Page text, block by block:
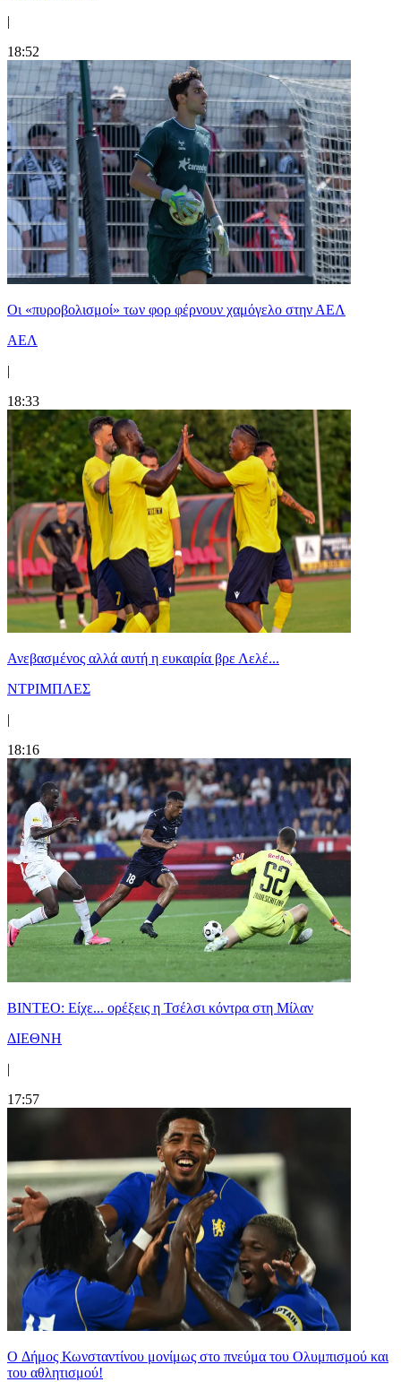
|
18:52
Οι «πυροβολισμοί» των φορ φέρνουν χαμόγελο στην ΑΕΛ
ΑΕΛ
|
18:33
Ανεβασμένος αλλά αυτή η ευκαιρία βρε Λελέ...
ΝΤΡΙΜΠΛΕΣ
|
18:16
BINTEO: Είχε... ορέξεις η Τσέλσι κόντρα στη Μίλαν
ΔΙΕΘΝΗ
|
17:57
O Δήμος Κωνσταντίνου μονίμως στο πνεύμα του Ολυμπισμού και
του αθλητισμού!